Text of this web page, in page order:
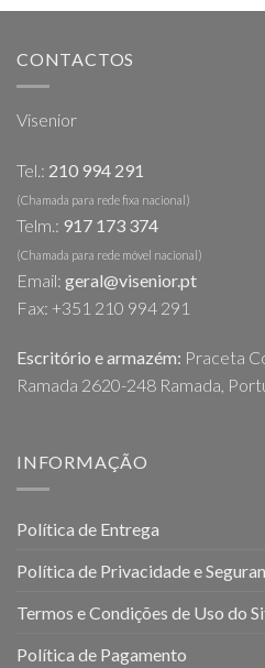
CONTACTOS
Visenior
Tel.: 210 994 291
(Chamada para rede fixa nacional)
Telm.: 917 173 374
(Chamada para rede móvel nacional)
Email: geral@visenior.pt
Fax: +351 210 994 291
Escritório e armazém: Praceta
Ramada 2620-248 Ramada,
INFORMAÇÃO
Política de Entrega
Política de Privacidade e
Termos e Condições de Uso do
Política de Pagamento